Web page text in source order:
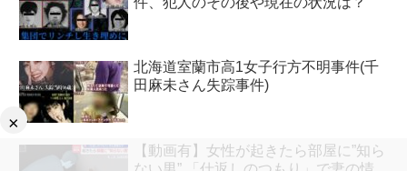
×
北海道室蘭市高1女子行方不明事件(千
田麻未さん失踪事件)
【動画有】女性が起きたら部屋に”知ら